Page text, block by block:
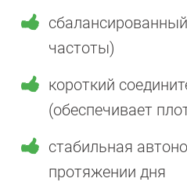
частоты)
короткий
(обеспечивает
стабильная
протяжении дня